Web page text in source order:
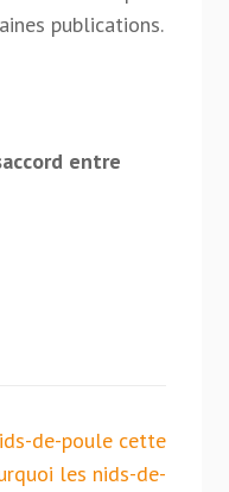
publications.
entre
de-poule cette
les nids-de-